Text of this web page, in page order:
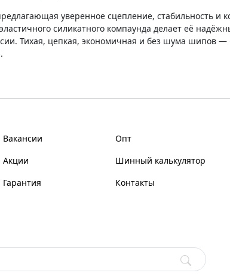
уверенное сцепление, стабильность и
силикатного компаунда делает её
Тихая, цепкая, экономичная и без шума шипов —
Вакансии
Акции
Гарантия
Опт
Шинный калькулятор
Контакты